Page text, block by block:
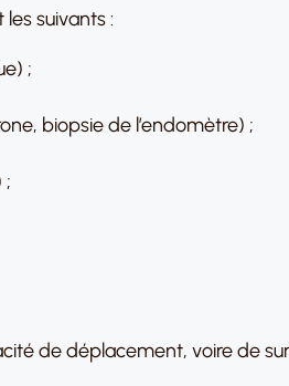
suivants :
;
biopsie de l’endomètre) ;
;
de déplacement, voire de